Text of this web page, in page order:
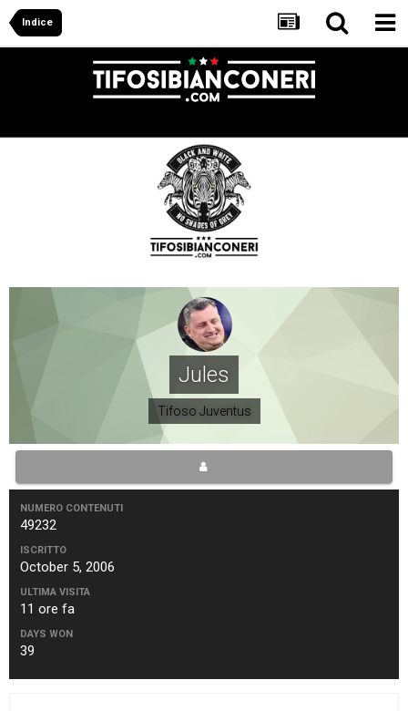
Indice
Jules
Tifoso Juventus
NUMERO CONTENUTI
49232
ISCRITTO
October 5, 2006
ULTIMA VISITA
11 ore fa
DAYS WON
39